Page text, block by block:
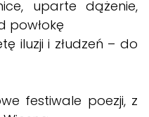
uparte dążenie,
powłokę
iluzji i złudzeń – do
festiwale poezji, z